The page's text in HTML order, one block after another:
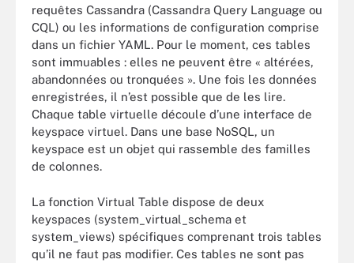
requêtes Cassandra (Cassandra Query Language ou
CQL) ou les informations de configuration comprise
dans un fichier YAML. Pour le moment, ces tables
sont immuables : elles ne peuvent être « altérées,
abandonnées ou tronquées ». Une fois les données
enregistrées, il n’est possible que de les lire.
Chaque table virtuelle découle d’une interface de
keyspace virtuel. Dans une base NoSQL, un
keyspace est un objet qui rassemble des familles
de colonnes.
La fonction Virtual Table dispose de deux
keyspaces (system_virtual_schema et
system_views) spécifiques comprenant trois tables
qu’il ne faut pas modifier. Ces tables ne sont pas